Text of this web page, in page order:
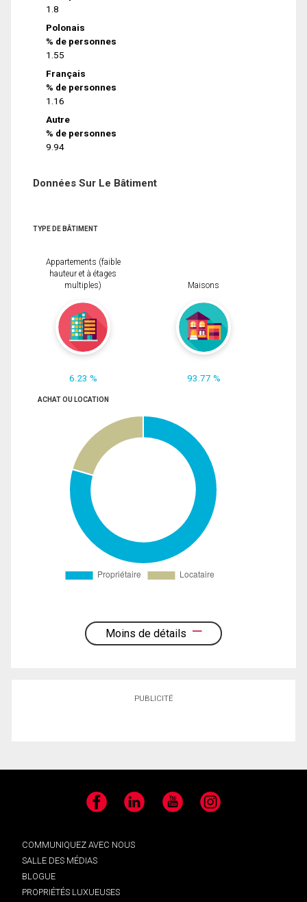
1.8
Polonais
% de personnes
1.55
Français
% de personnes
1.16
Autre
% de personnes
9.94
Données Sur Le Bâtiment
TYPE DE BÂTIMENT
Appartements (faible
hauteur et à étages
multiples)
6.23 %
Maisons
93.77 %
ACHAT OU LOCATION
Moins de détails
PUBLICITÉ
Facebook LinkedIn YouTube Instagram
COMMUNIQUEZ AVEC NOUS
SALLE DES MÉDIAS
BLOGUE
PROPRIÉTÉS LUXUEUSES